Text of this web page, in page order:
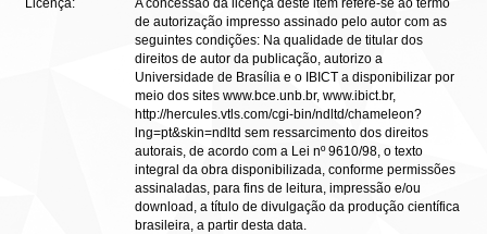
Licença:
A concessão da licença deste item refere-se ao termo
de autorização impresso assinado pelo autor com as
seguintes condições: Na qualidade de titular dos
direitos de autor da publicação, autorizo a
Universidade de Brasília e o IBICT a disponibilizar por
meio dos sites www.bce.unb.br, www.ibict.br,
http://hercules.vtls.com/cgi-bin/ndltd/chameleon?
lng=pt&skin=ndltd sem ressarcimento dos direitos
autorais, de acordo com a Lei nº 9610/98, o texto
integral da obra disponibilizada, conforme permissões
assinaladas, para fins de leitura, impressão e/ou
download, a título de divulgação da produção científica
brasileira, a partir desta data.